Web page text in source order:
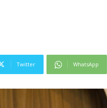
Twitter WhatsApp